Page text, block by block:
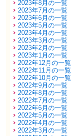
2023年8月の一覧
2023年7月の一覧
2023年6月の一覧
2023年5月の一覧
2023年4月の一覧
2023年3月の一覧
2023年2月の一覧
2023年1月の一覧
2022年12月の一覧
2022年11月の一覧
2022年10月の一覧
2022年9月の一覧
2022年8月の一覧
2022年7月の一覧
2022年6月の一覧
2022年5月の一覧
2022年4月の一覧
2022年3月の一覧